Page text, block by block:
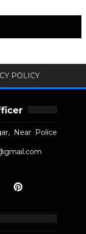
POLICY
Near Police